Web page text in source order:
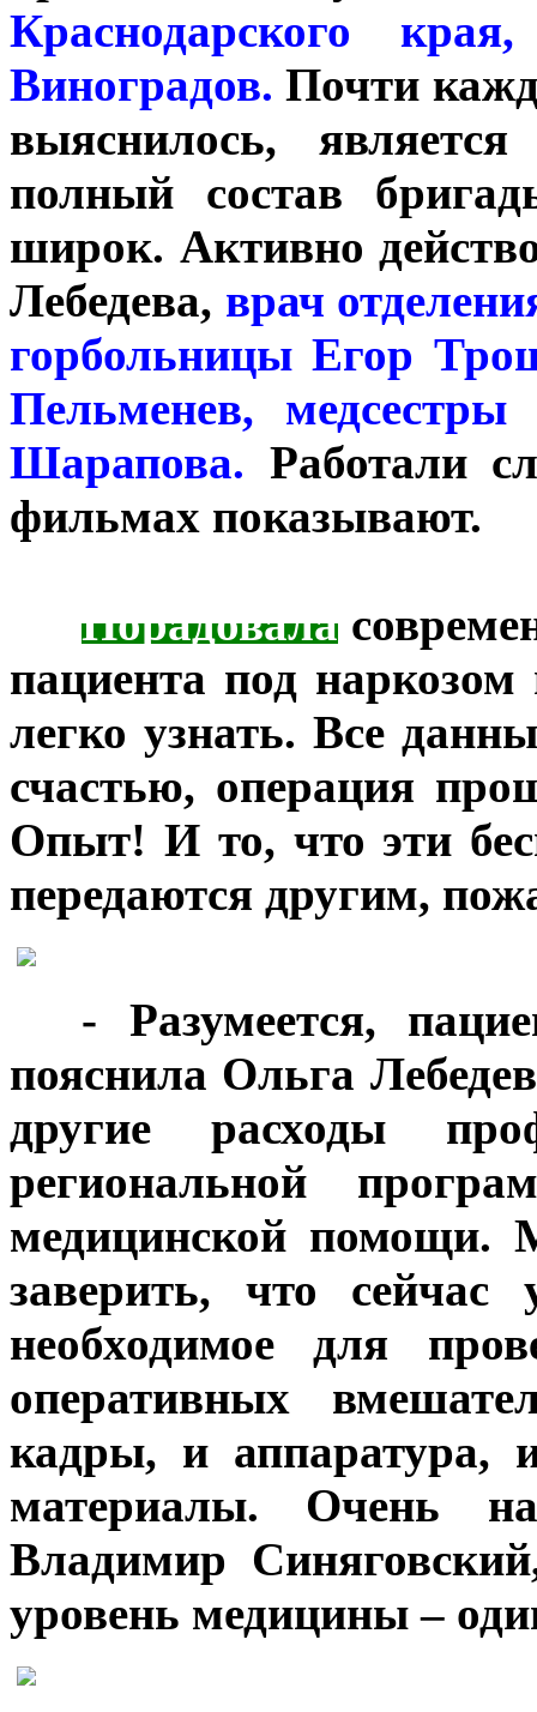
Краснодарского
Виноградов. Почти
выяснилось,
полный состав
широк. Активно
Лебедева, врач
горбольницы Егор
Пельменев,
Шарапова. Работали
фильмах показывают.
Порадовала
пациента под
легко узнать. Все
счастью, операция
Опыт! И то, что эти
передаются другим,
- Разумеется,
пояснила Ольга
другие расходы
региональной
медицинской помощи.
заверить, что
необходимое для
оперативных
кадры, и аппаратура,
материалы. Очень
Владимир
уровень медицины –